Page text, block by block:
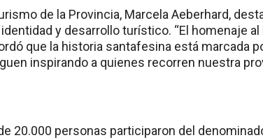
de la Provincia, Marcela Aeberhard,
y desarrollo turístico. “El homenaje al
que la historia santafesina está marcada
inspirando a quienes recorren nuestra
20.000 personas participaron del